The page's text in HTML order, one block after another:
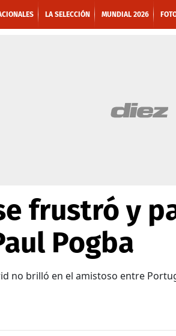
LA SELECCIÓN MUNDIAL 2026
se frustró y
Pogba
no brilló en el amistoso entre